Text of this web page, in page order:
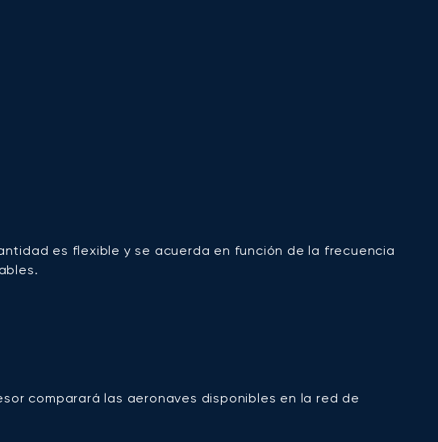
es flexible y se acuerda en función de la frecuencia
comparará las aeronaves disponibles en la red de